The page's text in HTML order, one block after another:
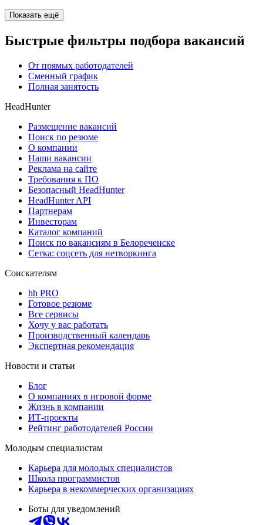
Показать ещё
Быстрые фильтры подбора вакансий
От прямых работодателей
Сменный график
Полная занятость
HeadHunter
Размещение вакансий
Поиск по резюме
О компании
Наши вакансии
Реклама на сайте
Требования к ПО
Безопасный HeadHunter
HeadHunter API
Партнерам
Инвесторам
Каталог компаний
Поиск по вакансиям в Белореченске
Сетка: соцсеть для нетворкинга
Соискателям
hh PRO
Готовое резюме
Все сервисы
Хочу у вас работать
Производственный календарь
Экспертная рекомендация
Новости и статьи
Блог
О компаниях в игровой форме
Жизнь в компании
ИТ-проекты
Рейтинг работодателей России
Молодым специалистам
Карьера для молодых специалистов
Школа программистов
Карьера в некоммерческих организациях
Боты для уведомлений